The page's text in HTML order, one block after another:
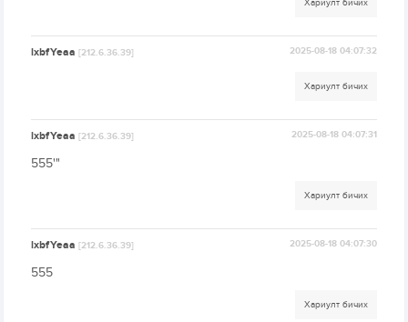
Хариулт бичих
lxbfYeaa[212.6.36.39] 2025-08-18 04:07:32
Хариулт бичих
lxbfYeaa[212.6.36.39] 2025-08-18 04:07:31
555'"
Хариулт бичих
lxbfYeaa[212.6.36.39] 2025-08-18 04:07:30
555
Хариулт бичих